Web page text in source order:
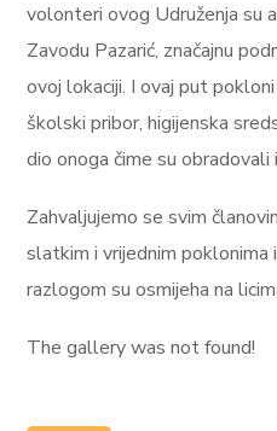
volonteri ovog Udruženja su
Zavodu Pazarić, značajnu
ovoj lokaciji. I ovaj put
školski pribor, higijenska
dio onoga čime su obradovali
Zahvaljujemo se svim
slatkim i vrijednim poklonima
razlogom su osmijeha na
The gallery was not found!